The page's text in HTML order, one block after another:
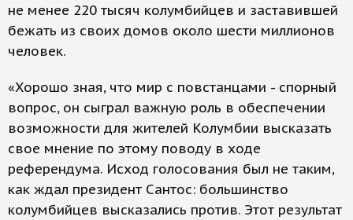
не менее 220 тысяч колумбийцев и заставившей
бежать из своих домов около шести миллионов
человек.
«Хорошо зная, что мир с повстанцами - спорный
вопрос, он сыграл важную роль в обеспечении
возможности для жителей Колумбии высказать
свое мнение по этому поводу в ходе
референдума. Исход голосования был не таким,
как ждал президент Сантос: большинство
колумбийцев высказались против. Этот результат